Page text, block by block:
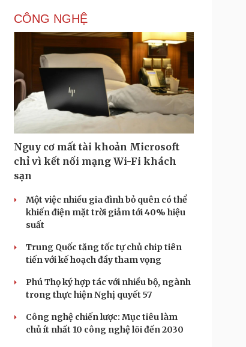
CÔNG NGHỆ
Nguy cơ mất tài khoản Microsoft
chỉ vì kết nối mạng Wi-Fi khách
sạn
Một việc nhiều gia đình bỏ quên có thể
khiến điện mặt trời giảm tới 40% hiệu
suất
Trung Quốc tăng tốc tự chủ chip tiên
tiến với kế hoạch đầy tham vọng
Phú Thọ ký hợp tác với nhiều bộ, ngành
trong thực hiện Nghị quyết 57
Công nghệ chiến lược: Mục tiêu làm
chủ ít nhất 10 công nghệ lõi đến 2030